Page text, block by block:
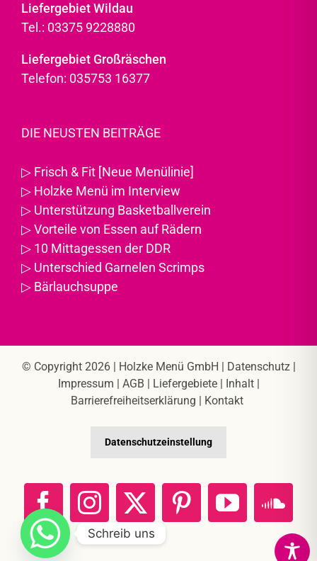
Liefergebiet Wildau
Tel.: 03375 9228880
Liefergebiet Großräschen
Telefon: 035753 16377
DIE NEUSTEN BEITRÄGE
▷ Frisch & Fit [Neue Menülinie]
▷ Holzke Menü im Interview
▷ Unterstützung Basketballverein
▷Vorteile von Essen auf Rädern
▷ 10 Mittagessen der DDR
▷ Unterschied Garnelen Scrimps
▷ Bärlauchsuppe
© Copyright 2026 | Holzke Menü GmbH Datenschutz|
Impressum
AGB Liefergebiete| Inhalt|
Barrierefreiheitserklärung
Kontakt
Datenschutzeinstellung
FacebookInstagram
X PinterestYouTube
Schreib uns